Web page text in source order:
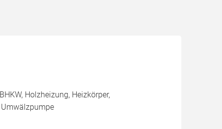
Holzheizung, Heizkörper,